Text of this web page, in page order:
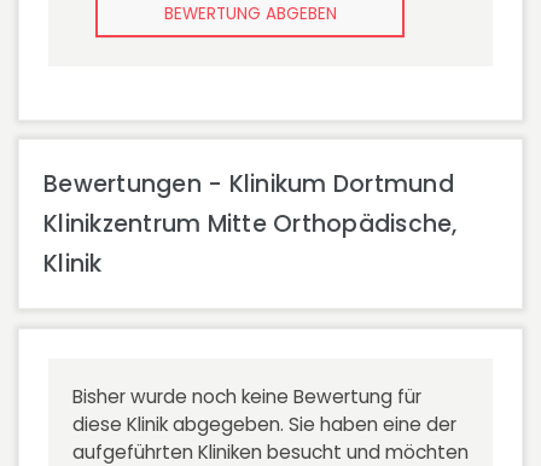
BEWERTUNG ABGEBEN
Bewertungen - Klinikum Dortmund
Klinikzentrum Mitte Orthopädische,
Klinik
Bisher wurde noch keine Bewertung für
diese Klinik abgegeben. Sie haben eine der
aufgeführten Kliniken besucht und möchten